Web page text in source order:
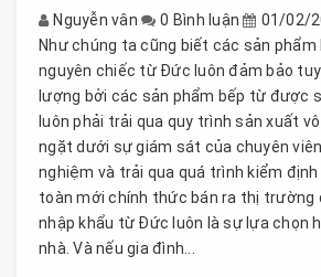
Nguyễn vân 0 Bình luận
01/02/
Như chúng ta cũng biết các sản phẩm
nguyên chiếc từ Đức luôn đảm bảo
lượng bởi các sản phẩm bếp từ được
luôn phải trải qua quy trình sản xuất
ngặt dưới sự giám sát của chuyên
nghiệm và trải qua quá trình kiểm
toàn mới chính thức bán ra thị trường
nhập khẩu từ Đức luôn là sự lựa chọn
nhà. Và nếu gia đình...